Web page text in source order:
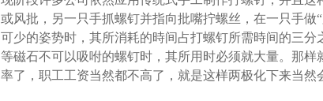
或风批，另一只手抓螺钉并指向批嘴拧螺丝，在一只手做
可少的姿势时，其所消耗的時间占打螺钉所需時间的三
等磁石不可以吸咐的螺钉时，其所用时必须就大量。那
率了，职工工资当然都不高了，就是这样两极化下来当然